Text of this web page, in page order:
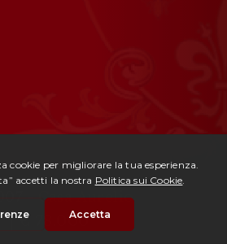
Casa Aurelio
| € 78.000